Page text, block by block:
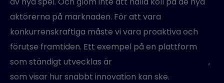
aktörerna på marknaden. För att vara
konkurrenskraftiga måste vi vara proaktiva och
förutse framtiden. Ett exempel på en plattform
som ständigt utvecklas är
,
som visar hur snabbt innovation kan ske.